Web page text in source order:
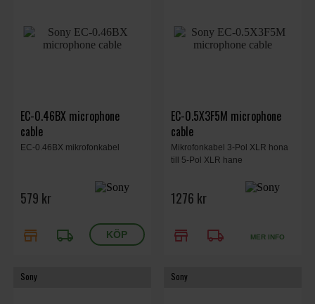
EC-0.46BX microphone
cable
EC-0.46BX mikrofonkabel
579 kr
store local_shipping
EC-0.5X3F5M microphone
cable
Mikrofonkabel 3-Pol XLR hona
till 5-Pol XLR hane
1276 kr
store local_shipping MER INFO
Sony Sony